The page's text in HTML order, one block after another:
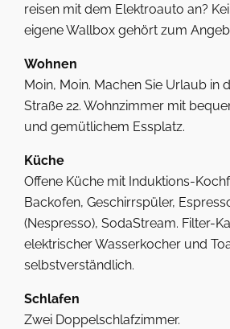
reisen mit dem Elektroauto an?
eigene Wallbox gehört zum
Wohnen
Moin, Moin. Machen Sie Urlaub in
Straße 22. Wohnzimmer mit
und gemütlichem Essplatz.
Küche
Offene Küche mit Induktions-
Backofen, Geschirrspüler,
(Nespresso), SodaStream. Filter-
elektrischer Wasserkocher und
selbstverständlich.
Schlafen
Zwei Doppelschlafzimmer.